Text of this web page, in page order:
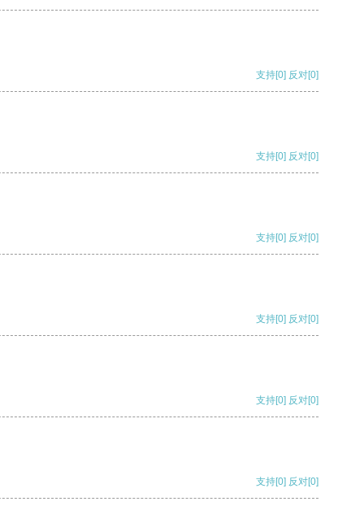
支持[0] 反对[0]
支持[0] 反对[0]
支持[0] 反对[0]
支持[0] 反对[0]
支持[0] 反对[0]
支持[0] 反对[0]